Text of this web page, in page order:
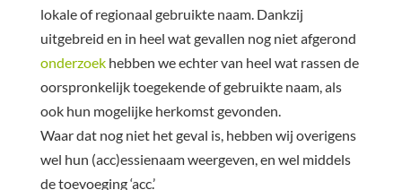
lokale of regionaal gebruikte naam. Dankzij
uitgebreid en in heel wat gevallen nog niet afgerond
onderzoekhebben we echter van heel wat rassen de
oorspronkelijk toegekende of gebruikte naam, als
ook hun mogelijke herkomst gevonden.
Waar dat nog niet het geval is, hebben wij overigens
wel hun (acc)essienaam weergeven, en wel middels
de toevoeging ‘acc.’